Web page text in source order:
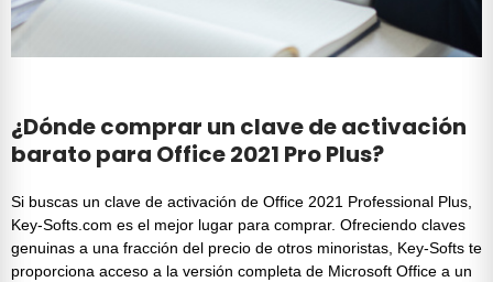
¿Dónde comprar un clave de activación
barato para Office 2021 Pro Plus?
Si buscas un clave de activación de Office 2021 Professional Plus
Key-Softs.com es el mejor lugar para comprar. Ofreciendo claves
genuinas a una fracción del precio de otros minoristas, Key-Softs te
proporciona acceso a la versión completa de Microsoft Office a un